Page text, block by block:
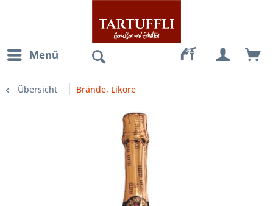
Menü
Übersicht Brände, Liköre